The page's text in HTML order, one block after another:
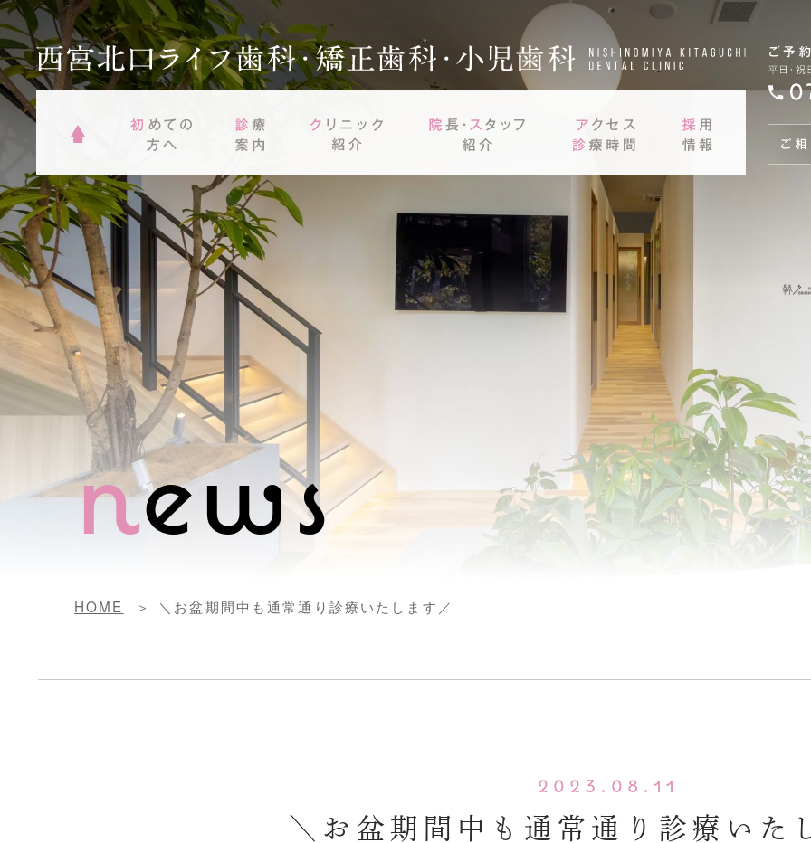
news
HOME ＼お盆期間中も通常通り診療いたします／
2023.08.11
＼お盆期間中も通常通り診療いた